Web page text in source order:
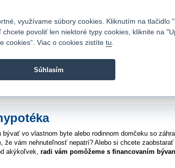
Fio banka sa zameriava na poskytovanie bežných
bývať vo vlastnom byte alebo rodinnom domčeku so
že vám nehnuteľnosť nepatrí? Alebo si chcete
akýkoľvek, radi vám pomôžeme s financovaním
využívame súbory cookies. Kliknutím na tlačidlo
povoliť len niektoré typy cookies, kliknite na
cookies“. Viac o cookies zistíte tu
Súhlasím